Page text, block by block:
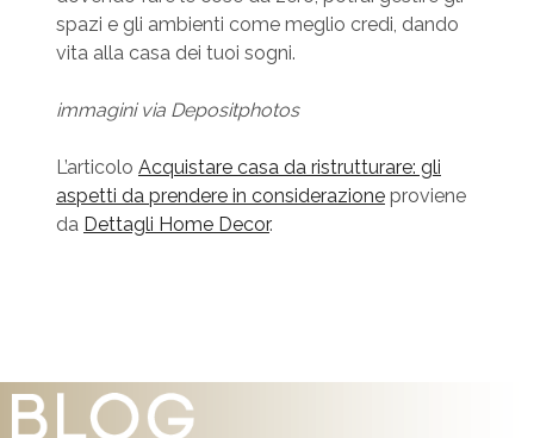
spazi e gli ambienti come meglio credi, dando
vita alla casa dei tuoi sogni.
immagini via Depositphotos
L’articolo Acquistare casa da ristrutturare: gli
aspetti da prendere in considerazioneproviene
da Dettagli Home Decor.